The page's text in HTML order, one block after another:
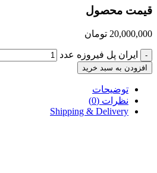
قیمت محصول
20,000,000 تومان
- ایران پل فیروزه عدد
افزودن به سبد خرید
توضیحات
نظرات (0)
Shipping & Delivery